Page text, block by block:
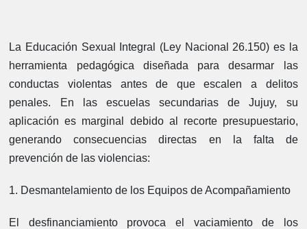
La Educación Sexual Integral (Ley Nacional 26.150) es la
herramienta pedagógica diseñada para desarmar las
conductas violentas antes de que escalen a delitos
penales. En las escuelas secundarias de Jujuy, su
aplicación es marginal debido al recorte presupuestario,
generando consecuencias directas en la falta de
prevención de las violencias:
1. Desmantelamiento de los Equipos de Acompañamiento
El desfinanciamiento provoca el vaciamiento de los